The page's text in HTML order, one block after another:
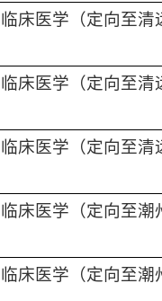
临床医学（定向至清
临床医学（定向至清
临床医学（定向至清
临床医学（定向至潮
临床医学（定向至潮